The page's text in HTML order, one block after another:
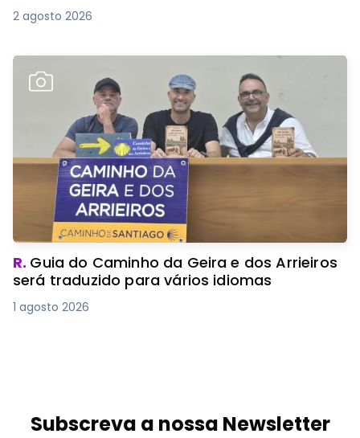
2 agosto 2026
R. Guia do Caminho da Geira e dos Arrieiros
será traduzido para vários idiomas
1 agosto 2026
Subscreva a nossa Newsletter